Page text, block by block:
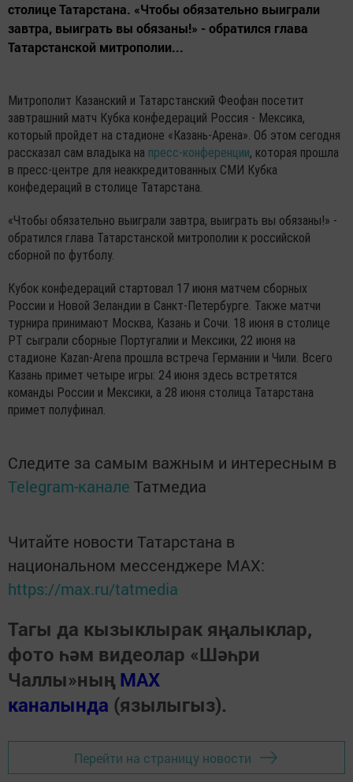
столице Татарстана. «Чтобы обязательно выиграли
завтра, выиграть вы обязаны!» - обратился глава
Татарстанской митрополии...
Митрополит Казанский и Татарстанский Феофан посетит
завтрашний матч Кубка конфедераций Россия - Мексика,
который пройдет на стадионе «Казань-Арена». Об этом сегодня
рассказал сам владыка на пресс-конференции, которая прошла
в пресс-центре для неаккредитованных СМИ Кубка
конфедераций в столице Татарстана.
«Чтобы обязательно выиграли завтра, выиграть вы обязаны!» -
обратился глава Татарстанской митрополии к российской
сборной по футболу.
Кубок конфедераций стартовал 17 июня матчем сборных
России и Новой Зеландии в Санкт-Петербурге. Также матчи
турнира принимают Москва, Казань и Сочи. 18 июня в столице
РТ сыграли сборные Португалии и Мексики, 22 июня на
стадионе Kazan-Arena прошла встреча Германии и Чили. Всего
Казань примет четыре игры: 24 июня здесь встретятся
команды России и Мексики, а 28 июня столица Татарстана
примет полуфинал.
Следите за самым важным и интересным в
Telegram-канале Татмедиа
Читайте новости Татарстана в
национальном мессенджере MАХ:
https://max.ru/tatmedia
Тагы да кызыклырак яңалыклар,
фото һәм видеолар «Шәһри
Чаллы»ның MAX
каналында (язылыгыз).
Перейти на страницу новости